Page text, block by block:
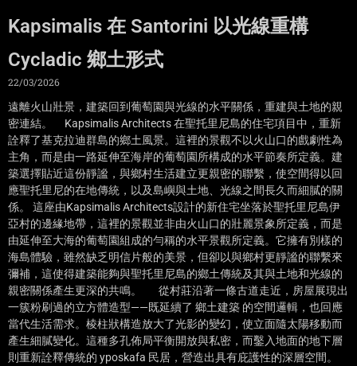
Kapsimalis 在 Santorini 以光線重構
Cycladic 鄉土形式
22/03/2026
遠離火山壯景，建築回到葡萄園與光線的水平關係，重建與土地的親
密連結。 Kapsimalis Architects 在聖托里尼島的住宅項目中，重新
詮釋了基克拉迪群島的鄉土風景。這裡的景觀不以火山口的戲劇性為
主角，而是由一路延伸至海岸的葡萄園所構成的水平節奏所定義。建
築選擇貼近這份靜謐，與鄉村生活建立更親密的聯繫，使空間得以回
應聖托里尼的在地傳統，以及島嶼與土地、光線之間長久而細膩的關
係。 這座由Kapsimalis Architects設計的新住宅坐落於聖托里尼島伊
亞村的邊緣地帶，這裡的景觀並非由火山口的壯麗景象所定義，而是
由延伸至大海的葡萄園組成的勻稱的水平景觀所定義。它擁有別樣的
海島體驗，雖然缺乏明信片般的美景，但卻以與鄉村更靜謐的聯繫來
彌補，這使得建築能夠與聖托里尼島的鄉土傳統及其與土地和光線的
親密關係產生更深的共鳴。 從村莊沿著一條古道走近，房屋展現出
一簇粉刷過的立方體造型——既延續了 鄉土建築 的空間邏輯，也回應
當代生活需求。棱柱狀構造放大了光影的變幻，使立面隨太陽移動而
產生細膩變化。這種多孔佈局平衡開放與私密，而鑿入地面的地下層
則重新詮釋傳統的 yposkafa 民居，營造出具有庇護性的深層空間。